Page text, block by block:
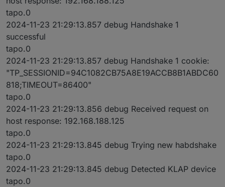
tapo.0
2024-11-23 21:29:13.857 debug Handshake 1
successful
tapo.0
2024-11-23 21:29:13.857 debug Handshake 1 cookie:
"TP_SESSIONID=94C1082CB75A8E19ACCB8B1ABDC60
818;TIMEOUT=86400"
tapo.0
2024-11-23 21:29:13.856 debug Received request on
host response: 192.168.188.125
tapo.0
2024-11-23 21:29:13.845 debug Trying new habdshake
tapo.0
2024-11-23 21:29:13.845 debug Detected KLAP device
tapo.0